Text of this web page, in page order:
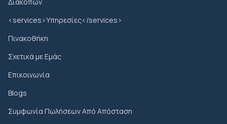
<services>Υπηρεσίες</services>
Πινακοθήκη
Σχετικά με Εμάς
Επικοινωνία
Blogs
Συμφωνία Πωλήσεων Από Απόσταση